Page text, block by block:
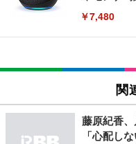
￥7,480
[EdoErgo] オ
い 跳ね上げ
キング pc
ン樹脂ベー
(黒網+黒枠+
￥5,699
EIZO ビジネ
EV3240X-
￥105,595
Amazonベ
回使い捨て
￥3,373
関
藤原紀香
「心配しな